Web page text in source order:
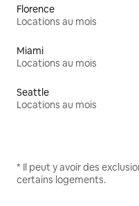
Florence
Locations au mois
Miami
Locations au mois
Seattle
Locations au mois
* Il peut y avoir des
certains logements.